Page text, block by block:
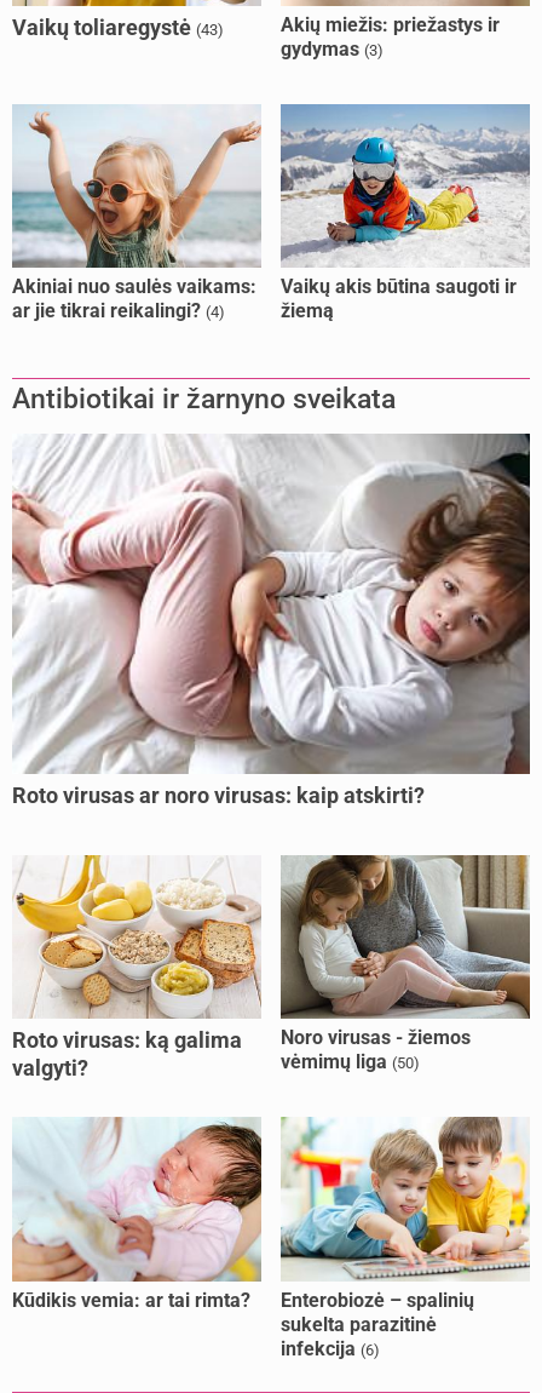
Vaikų toliaregystė (43)
Akių miežis: priežastys ir
gydymas (3)
Akiniai nuo saulės vaikams:
ar jie tikrai reikalingi? (4)
Vaikų akis būtina saugoti ir
žiemą
Antibiotikai ir žarnyno sveikata
Roto virusas ar noro virusas: kaip atskirti?
Roto virusas: ką galima
valgyti?
Noro virusas - žiemos
vėmimų liga (50)
Kūdikis vemia: ar tai rimta?
Enterobiozė – spalinių
sukelta parazitinė
infekcija (6)